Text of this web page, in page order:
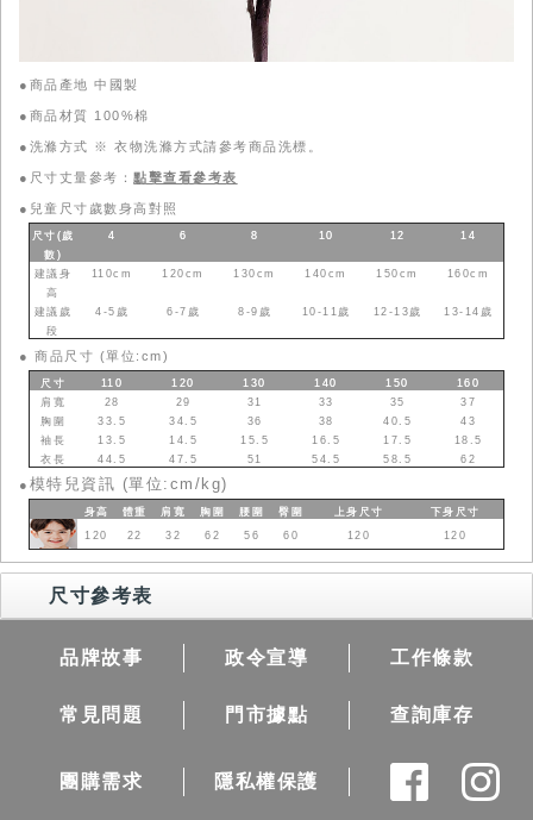
●商品產地 中國製
●商品材質 100%棉
●洗滌方式 ※ 衣物洗滌方式請參考商品洗標。
●尺寸丈量參考： 點擊查看參考表
● 兒童尺寸歲數身高對照
尺寸(歲
數 )
4 6 8 10 12 14
建議身
高
110cm 120cm 130cm 140cm 150cm 160cm
建議歲
段
4-5歲 6-7歲 8-9歲 10-11歲 12-13歲 13-14歲
● 商品尺寸 (單位:cm)
尺寸 110 120 130 140 150
160
肩寬
28 29 31 33 35
37
胸圍
33.5 34.5 36 38 40.5
43
袖長
13.5 14.5 15.5 16.5 17.5
18.5
衣長
44.5 47.5 51 54.5 58.5 62
● 模特兒資訊 (單位:cm/kg)
身高 體重 肩寬 胸圍 腰圍 臀圍 上身 尺寸 下身 尺寸
120
22 32 62 56 60 120 120
尺寸參考表
品牌故事 政令宣導 工作條款
常見問題 門市據點 查詢庫存
團購需求 隱私權保護